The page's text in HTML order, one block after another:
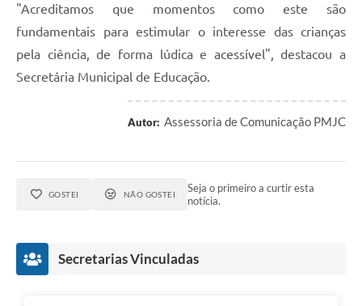
"Acreditamos que momentos como este são
fundamentais para estimular o interesse das crianças
pela ciência, de forma lúdica e acessível", destacou a
Secretária Municipal de Educação.
Autor: Assessoria de Comunicação PMJC
GOSTEI NÃO GOSTEI
Seja o primeiro a curtir esta
notícia.
Secretarias Vinculadas